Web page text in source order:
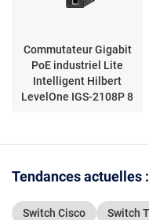
Commutateur Gigabit
PoE industriel Lite
Intelligent Hilbert
LevelOne IGS-2108P 8
Tendances actuelles :
Switch Cisco Switch